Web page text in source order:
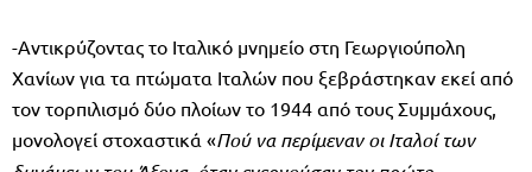
-Αντικρύζοντας το Ιταλικό μνημείο στη Γεωργιούπολη
Χανίων για τα πτώματα Ιταλών που ξεβράστηκαν εκεί από
τον τορπιλισμό δύο πλοίων το 1944 από τους Συμμάχους,
μονολογεί στοχαστικά «Πού να περίμεναν οι Ιταλοί των